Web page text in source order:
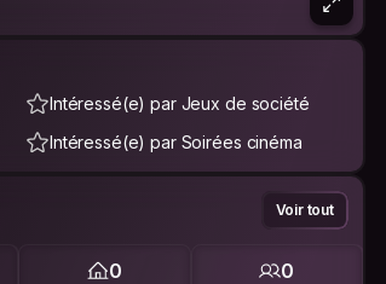
Intéressé(e) par Jeux de société
Intéressé(e) par Soirées cinéma
Voir tout
0 0